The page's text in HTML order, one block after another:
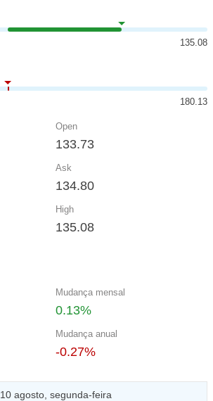
135.08
180.13
Open
133.73
Ask
134.80
High
135.08
Mudança mensal
0.13%
Mudança anual
-0.27%
10 agosto, segunda-feira